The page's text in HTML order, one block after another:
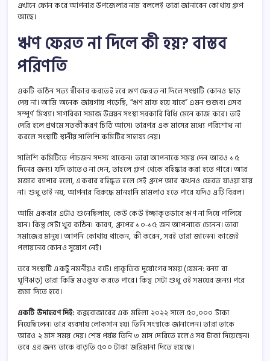
এখানে ফোন করে আপনার উপজেলার নাম বললেই তারা জানাবেন কোথায় গ্রুপ
আছে।
ঋণ ফেরত না দিলে কী হয়? বাস্তব
পরিণতি
একটি কঠিন সত্য স্বীকার করতেই হবে ঋণ ফেরত না দিলে সংস্থাটি কোনও ছাড়
দেয় না। আমি অনেক জায়গায় পড়েছি, “ঋণ মাফ হয়ে যাবে” এমন গুজব। এসব
সম্পূর্ণ মিথ্যা। সাগরিকা সমাজ উন্নয়ন সংস্থা সরকারি বিধি মেনে কাজ করে। তাই
দেরি হলে প্রথমে সতর্কীকরণ চিঠি আসে। তারপর এক মাসের মধ্যে পরিশোধ না
করলে সংস্থাটি স্থানীয় সালিশি কমিটির সাহায্য নেয়।
সালিশি কমিটিতে পাঁচজন সদস্য থাকেন। তারা আপনাকে সময় দেন আরও ১৫
দিনের জন্য। যদি তাতেও না দেন, তাহলে গ্রুপ থেকে বহিষ্কার করা হতে পারে। আর
মজার ব্যাপার হলো, একবার বহিষ্কৃত হলে সেই গ্রুপে আর কখনও ফেরত যাওয়া যায়
না। শুধু তাই নয়, আপনার বিরুদ্ধে মানহানি মামলাও হতে পারে যদিও এটি বিরল।
আমি একবার এটাও শুনেছিলাম, কেউ কেউ ইচ্ছাকৃতভাবে ঋণ না দিয়ে পালিয়ে
যান। কিন্তু সেটা খুব কঠিন। কারণ, গ্রুপের ১০-১৫ জন আপনাকে চেনেন। তারা
সমাজের মানুষ। আপনি কোথায় থাকেন, কী করেন, সবই তারা জানেন। কাজেই
পলায়নের কোনও সুযোগ নেই।
তবে সংস্থাটি একটু নমনীয়ও বটে। প্রাকৃতিক দুর্যোগের সময় (যেমন: বন্যা বা
ঘূর্ণিঝড়) তারা কিস্তি মওকুফ করতে পারে। কিন্তু সেটা শুধু ওই সময়ের জন্য। পরে
জমা দিতে হবে।
একটি উদাহরণ দিই: কক্সবাজারের এক মহিলা ২০২২ সালে ৫০,০০০ টাকা
নিয়েছিলেন। তার ব্যবসায় লোকসান হয়। তিনি সংস্থাকে জানালেন। তারা তাকে
আরও ২ মাস সময় দেয়। শেষ পর্যন্ত তিনি ৩ মাস দেরিতে হলেও সব টাকা দিয়েছেন।
তবে এর জন্য তাকে বাড়তি ৫০০ টাকা জরিমানা দিতে হয়েছে।